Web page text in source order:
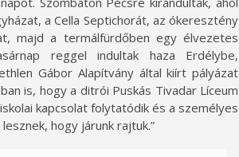
a Cella Septichorát, az ókeresztény
majd a termálfürdőben egy élvezetes
reggel indultak haza Erdélybe,
Gábor Alapítvány által kiírt pályázat
is, hogy a ditrói Puskás Tivadar Líceum
kapcsolat folytatódik és a személyes
hogy járunk rajtuk.”